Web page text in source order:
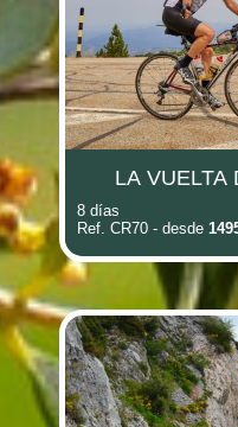
LA VUELTA
8 días
Ref. CR70 - desde